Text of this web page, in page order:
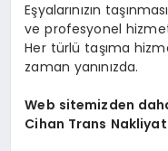
Eşyalarınızın
ve profesyonel
Her türlü taşıma
zaman yanınızda.
Web sitemizden
Cihan Trans Nakliyat